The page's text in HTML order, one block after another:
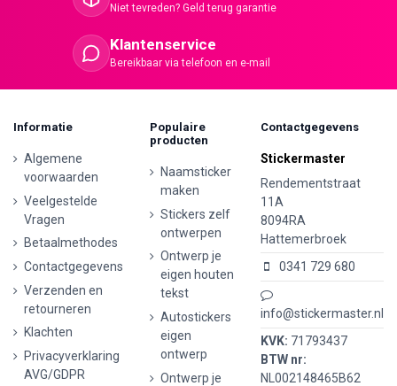
Niet tevreden? Geld terug garantie
Klantenservice
Bereikbaar via telefoon en e-mail
Informatie
Algemene
voorwaarden
Veelgestelde
Vragen
Betaalmethodes
Contactgegevens
Verzenden en
retourneren
Klachten
Privacyverklaring
AVG/GDPR
Populaire
producten
Naamsticker
maken
Stickers zelf
ontwerpen
Ontwerp je
eigen houten
tekst
Autostickers
eigen
ontwerp
Ontwerp je
Contactgegevens
Stickermaster
Rendementstraat
11A
8094RA
Hattemerbroek
0341 729 680
info@stickermaster.nl
KVK: 71793437
BTW nr:
NL002148465B62